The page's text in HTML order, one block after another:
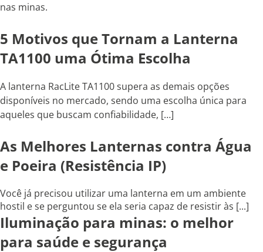
nas minas.
5 Motivos que Tornam a Lanterna
TA1100 uma Ótima Escolha
A lanterna RacLite TA1100 supera as demais opções
disponíveis no mercado, sendo uma escolha única para
aqueles que buscam confiabilidade, […]
As Melhores Lanternas contra Água
e Poeira (Resistência IP)
Você já precisou utilizar uma lanterna em um ambiente
hostil e se perguntou se ela seria capaz de resistir às [...]
Iluminação para minas: o melhor
para saúde e segurança